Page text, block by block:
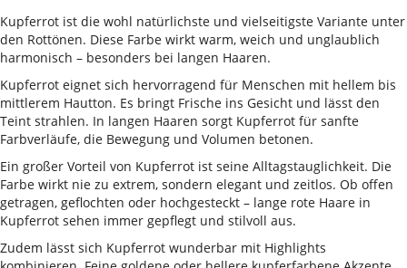
Kupferrot ist die wohl natürlichste und vielseitigste Variante unter
den Rottönen. Diese Farbe wirkt warm, weich und unglaublich
harmonisch – besonders bei langen Haaren.
Kupferrot eignet sich hervorragend für Menschen mit hellem bis
mittlerem Hautton. Es bringt Frische ins Gesicht und lässt den
Teint strahlen. In langen Haaren sorgt Kupferrot für sanfte
Farbverläufe, die Bewegung und Volumen betonen.
Ein großer Vorteil von Kupferrot ist seine Alltagstauglichkeit. Die
Farbe wirkt nie zu extrem, sondern elegant und zeitlos. Ob offen
getragen, geflochten oder hochgesteckt – lange rote Haare in
Kupferrot sehen immer gepflegt und stilvoll aus.
Zudem lässt sich Kupferrot wunderbar mit Highlights